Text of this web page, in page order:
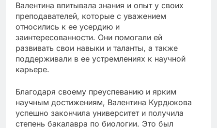
Валентина впитывала знания и опыт у своих
преподавателей, которые с уважением
относились к ее усердию и
заинтересованности. Они помогали ей
развивать свои навыки и таланты, а также
поддерживали в ее устремлениях к научной
карьере.
Благодаря своему преуспеванию и ярким
научным достижениям, Валентина Курдюкова
успешно закончила университет и получила
степень бакалавра по биологии. Это был